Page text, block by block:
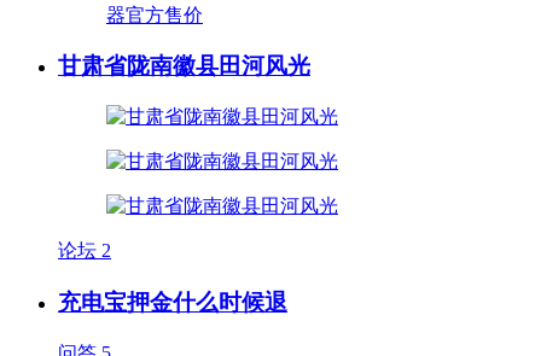
甘肃省陇南徽县田河风光
论坛 2
充电宝押金什么时候退